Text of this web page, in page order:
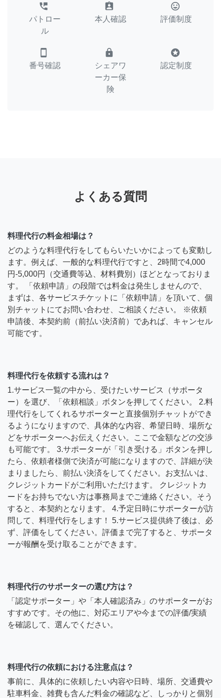
perm_phone_msg
パトロー
ル
assignment_ind
本人確認
tag_faces
評価制度
smartphone
番号確認
lock
シェアワ
ーカー保
険
stars
認定制度
よくある質問
料理代行の料金相場は？
どのような料理代行をしてもらいたいかによっても変動し
ます。例えば、一般的な料理代行ですと、2時間で4,000
円-5,000円（交通費等込、材料費別）ほどとなっておりま
す。 「依頼申請」の段階では料金は発生しませんので、
まずは、各サービスチケットに「依頼申請」を頂いて、個
別チャットにてお問い合わせ、ご相談ください。 ※依頼
申請後、本契約前（前払い決済前）であれば、キャンセル
可能です。
料理代行を依頼する流れは？
1.サービス一覧の中から、受けたいサービス（サポータ
ー）を選び、「依頼相談」ボタンを押してください。 2.料
理代行をしてくれるサポーターと直接個別チャットができ
るようになりますので、具体的な内容、希望日時、場所な
どをサポーターへお伝えください。ここで金額などの交渉
も可能です。 3.サポーターが「引き受ける」ボタンを押し
たら、依頼者様側で決済が可能になりますので、詳細が決
まりましたら、前払い決済をしてください。お支払いは、
クレジットカードがご利用いただけます。 クレジットカ
ードをお持ちでない方は事務局までご連絡ください。そう
すると、本契約となります。 4.予定日時にサポーターが訪
問して、料理代行をします！ 5.サービス提供終了後は、必
ず、評価をしてください。評価まで完了すると、サポータ
ーが報酬を受け取ることができます。
料理代行のサポーターの選び方は？
「認定サポーター」や「本人確認済み」のサポーターがお
すすめです。その他に、対応エリアや今までの評価/実績
を確認して、選んでください。
料理代行の依頼における注意点は？
事前に、具体的に依頼したい内容や日時、場所、交通費や
駐車料金、雑費も含んだ料金の確認など、しっかりと個別